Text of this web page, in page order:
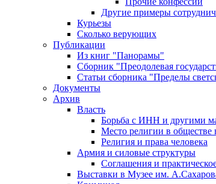
Другие примеры
Курьезы
Сколько верующих
Публикации
Из книг "Панорамы"
Сборник "Преодолевая
Статьи сборника "Пределы
Документы
Архив
Власть
Борьба с ИНН и другими
Место религии в обществе
Религия и права человека
Армия и силовые структуры
Соглашения и
Выставки в Музее им.